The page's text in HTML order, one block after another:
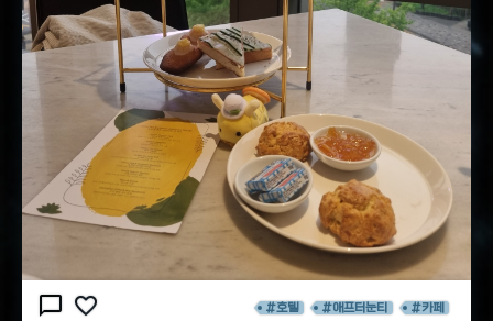
chat_bubble_outline favorite_border #호텔 #애프터눈티 #카페